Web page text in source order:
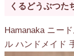
くるどうぶつた
Hamanaka ニー
ル ハンドメイド